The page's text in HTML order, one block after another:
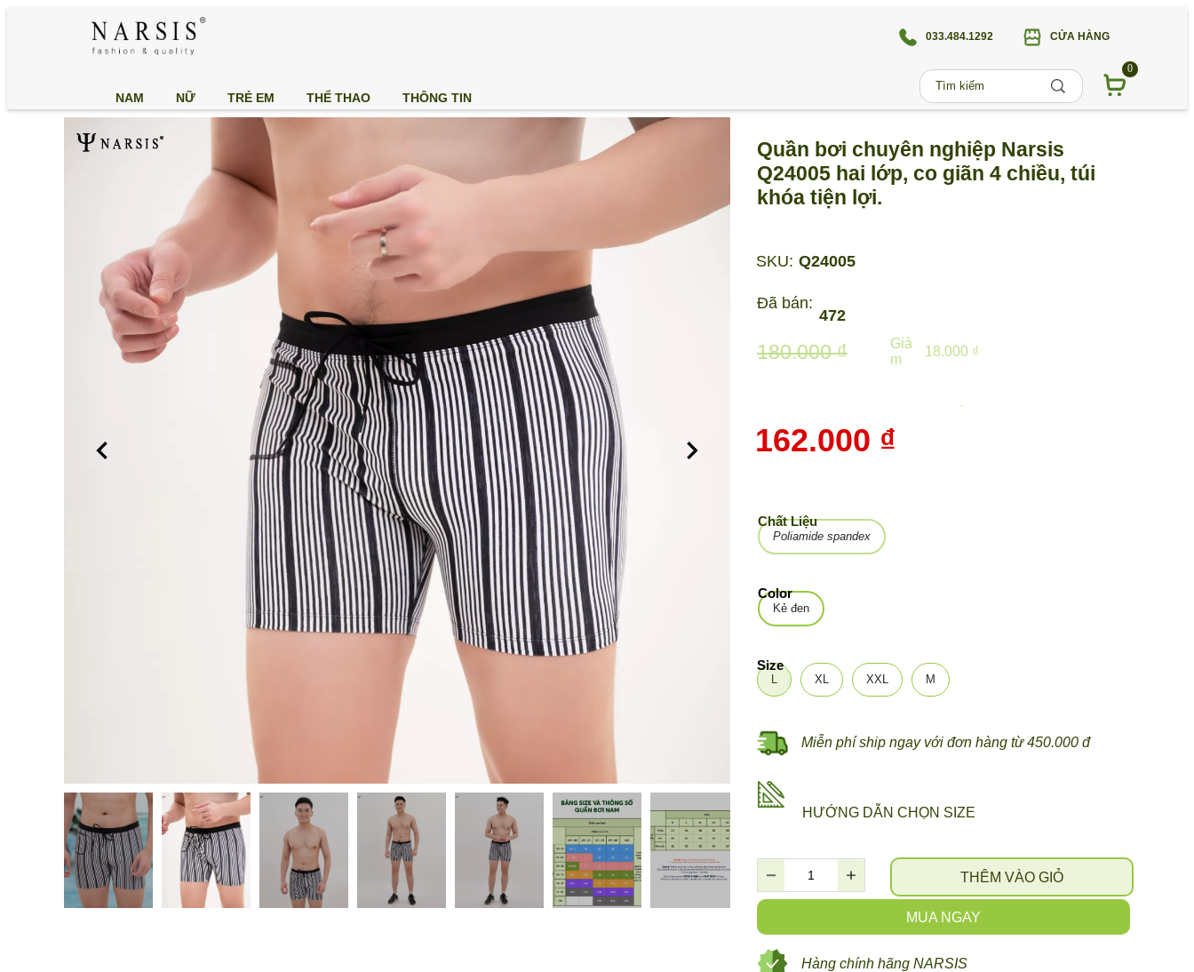
NAM NỮ TRẺ EM THỂ THAO THÔNG TIN
033.484.1292 CỬA HÀNG
0
Quần bơi chuyên nghiệp Narsis
Q24005 hai lớp, co giãn 4 chiều, túi
khóa tiện lợi.
Đã bán:
472
L XL XXL M
Size
Poliamide spandex
Chất Liệu
Kẻ đen
Color
MUA NGAY
THÊM VÀO GIỎ
HƯỚNG DẪN CHỌN SIZE
Miễn phí ship ngay với đơn hàng từ 450.000 đ
-
162.000 ₫
Hàng chính hãng NARSIS
180.000 ₫ 18.000 ₫
Giả
m
SKU: Q24005